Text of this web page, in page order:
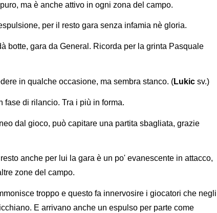
ma è anche attivo in ogni zona del campo.
per il resto gara senza infamia nè gloria.
botte, gara da General. Ricorda per la grinta Pasquale
in qualche occasione, ma sembra stanco. (Lukic sv.)
fase di rilancio. Tra i più in forma.
dal gioco, può capitare una partita sbagliata, grazie
anche per lui la gara è un po' evanescente in attacco,
zone del campo.
troppo e questo fa innervosire i giocatori che negli
E arrivano anche un espulso per parte come